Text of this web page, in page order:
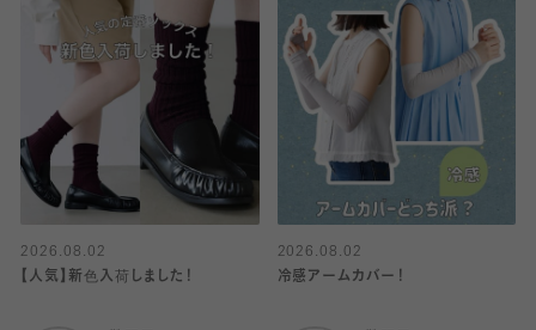
2026.08.02
【人気】新色入荷しました！
2026.08.02
冷感アームカバー！